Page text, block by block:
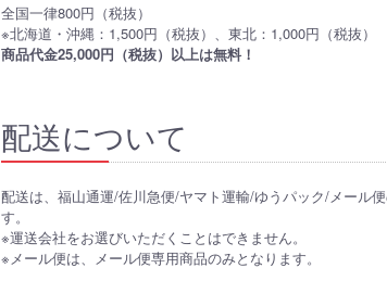
全国一律800円（税抜）
※北海道・沖縄：1,500円（税抜）、東北：1,000円（税抜）
商品代金25,000円（税抜）以上は無料！
配送について
配送は、福山通運/佐川急便/ヤマト運輸/ゆうパック/メール
す。
※運送会社をお選びいただくことはできません。
※メール便は、メール便専用商品のみとなります。